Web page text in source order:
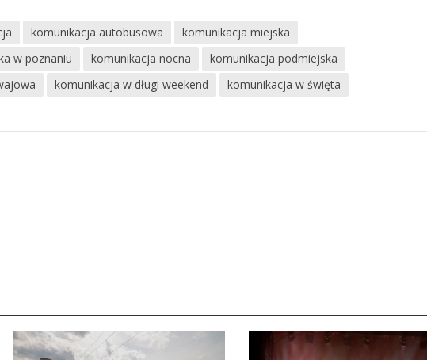
komunikacja autobusowa
komunikacja miejska
w poznaniu
komunikacja nocna
komunikacja podmiejska
komunikacja w długi weekend komunikacja w święta